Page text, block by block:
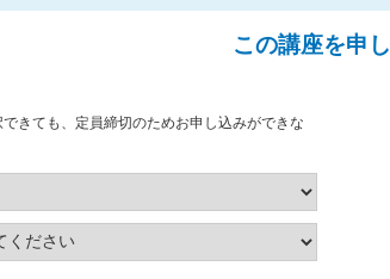
この講座を申
きても、定員締切のためお申し込みができな